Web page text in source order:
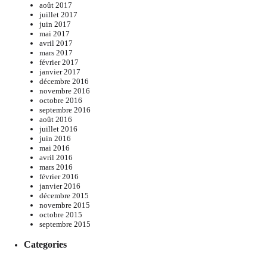
août 2017
juillet 2017
juin 2017
mai 2017
avril 2017
mars 2017
février 2017
janvier 2017
décembre 2016
novembre 2016
octobre 2016
septembre 2016
août 2016
juillet 2016
juin 2016
mai 2016
avril 2016
mars 2016
février 2016
janvier 2016
décembre 2015
novembre 2015
octobre 2015
septembre 2015
Categories